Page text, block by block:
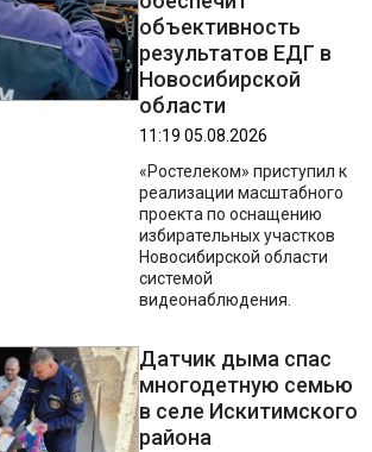
объективность
результатов ЕДГ в
Новосибирской
области
11:19 05.08.2026
«Ростелеком» приступил к
реализации масштабного
проекта по оснащению
избирательных участков
Новосибирской области
системой
видеонаблюдения.
Датчик дыма спас
многодетную семью
в селе Искитимского
района